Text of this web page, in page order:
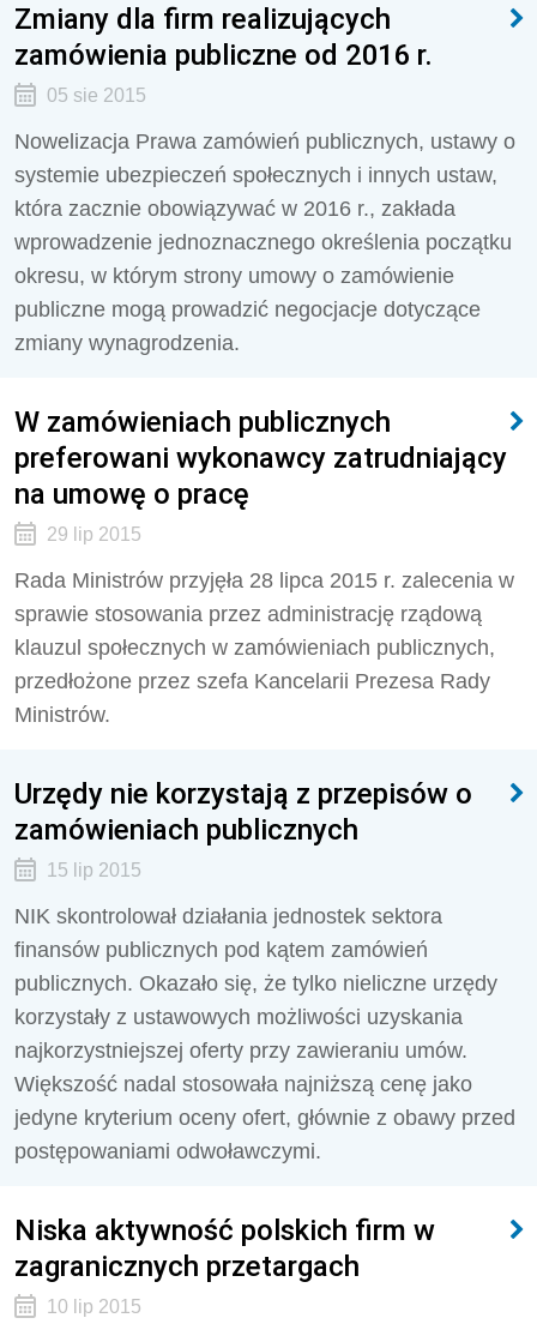
Zmiany dla firm realizujących
zamówienia publiczne od 2016 r.
05 sie 2015
Nowelizacja Prawa zamówień publicznych, ustawy o
systemie ubezpieczeń społecznych i innych ustaw,
która zacznie obowiązywać w 2016 r., zakłada
wprowadzenie jednoznacznego określenia początku
okresu, w którym strony umowy o zamówienie
publiczne mogą prowadzić negocjacje dotyczące
zmiany wynagrodzenia.
W zamówieniach publicznych
preferowani wykonawcy zatrudniający
na umowę o pracę
29 lip 2015
Rada Ministrów przyjęła 28 lipca 2015 r. zalecenia w
sprawie stosowania przez administrację rządową
klauzul społecznych w zamówieniach publicznych,
przedłożone przez szefa Kancelarii Prezesa Rady
Ministrów.
Urzędy nie korzystają z przepisów o
zamówieniach publicznych
15 lip 2015
NIK skontrolował działania jednostek sektora
finansów publicznych pod kątem zamówień
publicznych. Okazało się, że tylko nieliczne urzędy
korzystały z ustawowych możliwości uzyskania
najkorzystniejszej oferty przy zawieraniu umów.
Większość nadal stosowała najniższą cenę jako
jedyne kryterium oceny ofert, głównie z obawy przed
postępowaniami odwoławczymi.
Niska aktywność polskich firm w
zagranicznych przetargach
10 lip 2015